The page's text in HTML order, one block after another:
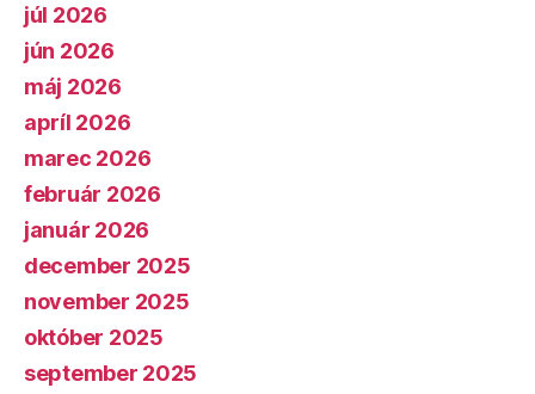
júl 2026
jún 2026
máj 2026
apríl 2026
marec 2026
február 2026
január 2026
december 2025
november 2025
október 2025
september 2025